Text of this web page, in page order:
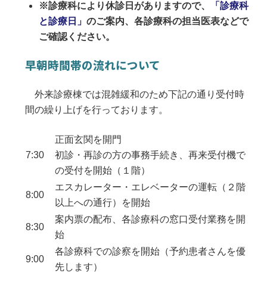
※診療科により休診日がありますので、
「診療科
と診療日」のご案内、各診療科の担当医表などで
ご確認ください。
早朝時間帯の流れについて
外来診療棟では混雑緩和のため下記の通り受付時
間の繰り上げを行っております。
7:30
正面玄関を開門
初診・再診の方の事務手続き、再来受付機で
の受付を開始（１階）
8:00
エスカレーター・エレベーターの運転（２階
以上への通行）を開始
8:30
案内票の配布、各診療科の窓口受付業務を開
始
9:00
各診療科での診察を開始（予約患者さんを優
先します）